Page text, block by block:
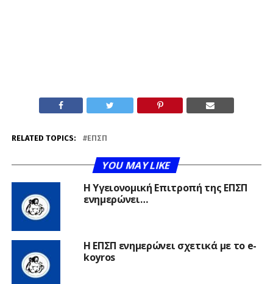
RELATED TOPICS: ΕΠΣΠ
YOU MAY LIKE
Η Υγειονομική Επιτροπή της ΕΠΣΠ
ενημερώνει…
Η ΕΠΣΠ ενημερώνει σχετικά με το e-
koyros